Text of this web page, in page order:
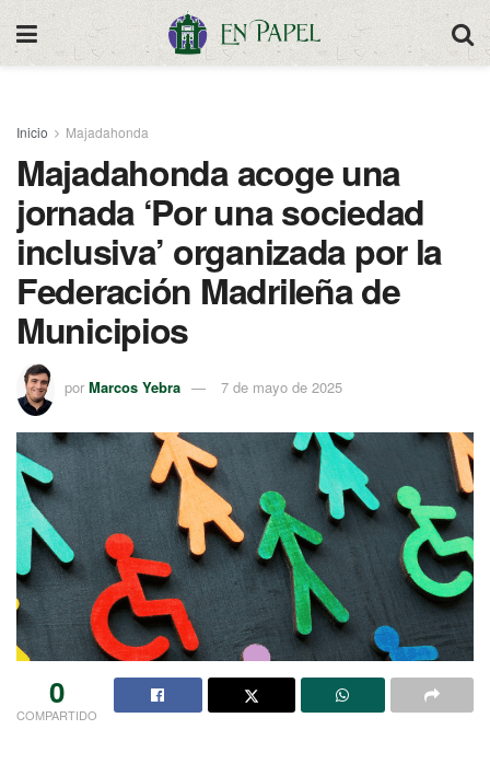
Inicio Majadahonda
Majadahonda acoge una
jornada ‘Por una sociedad
inclusiva’ organizada por la
Federación Madrileña de
Municipios
por Marcos Yebra 7 de mayo de 2025
0
COMPARTIDO